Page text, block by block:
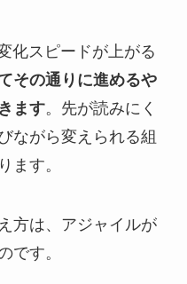
化スピードが上がる
その通りに進めるや
ます。先が読みにく
ながら変えられる組
ます。
方は、アジャイルが
です。